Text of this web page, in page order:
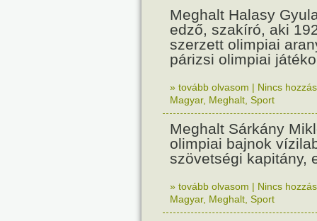
Meghalt Halasy
edző, szakíró, aki
szerzett olimpiai
párizsi olimpiai
» tovább olvasom | Nincs
Magyar, Meghalt Sport
Meghalt Sárkány
olimpiai bajnok
szövetségi kapitány,
» tovább olvasom | Nincs
Magyar, Meghalt Sport